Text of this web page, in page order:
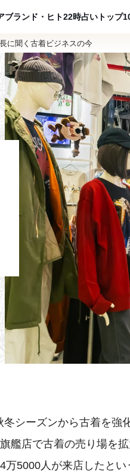
ブランド・ヒト22時占い トップ
に聞く古着ビジネスの今
シーズンから古着を強
艦店で古着の売り場を
5000人が来店したと